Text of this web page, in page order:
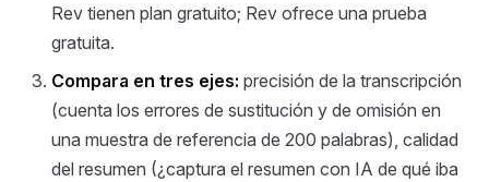
Rev tienen plan gratuito; Rev ofrece una prueba
gratuita.
Compara en tres ejes: precisión de la transcripción
(cuenta los errores de sustitución y de omisión en
una muestra de referencia de 200 palabras), calidad
del resumen (¿captura el resumen con IA de qué iba